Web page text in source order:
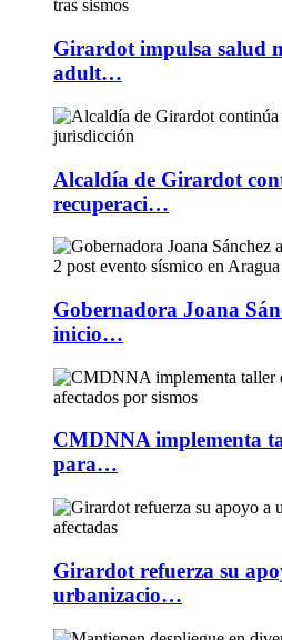
Girardot impulsa salud
adult…
Alcaldía de Girardot
recuperaci…
Gobernadora Joana
inicio…
CMDNNA implementa
para…
Girardot refuerza su
urbanizacio…